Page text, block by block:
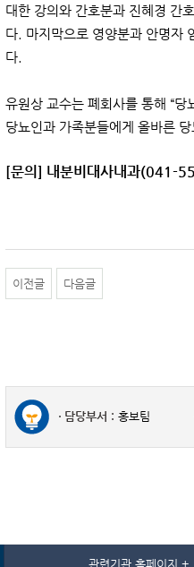
대한 강의와 간호분과 진혜경 간
다. 마지막으로 영양분과 안명자
다.
유원상 교수는 폐회사를 통해 “
당뇨인과 가족분들에게 올바른
[문의] 내분비대사내과(041-
이전글 다음글
담당부서 : 홍보팀
관련기관 홈페이지 +